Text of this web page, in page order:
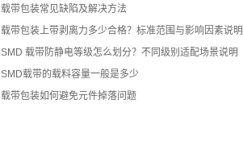
载带包装常见缺陷及解决方法
载带包装上带剥离力多少合格？标准范围与影响因素说明
SMD 载带防静电等级怎么划分？不同级别适配场景说明
SMD载带的载料容量一般是多少
载带包装如何避免元件掉落问题